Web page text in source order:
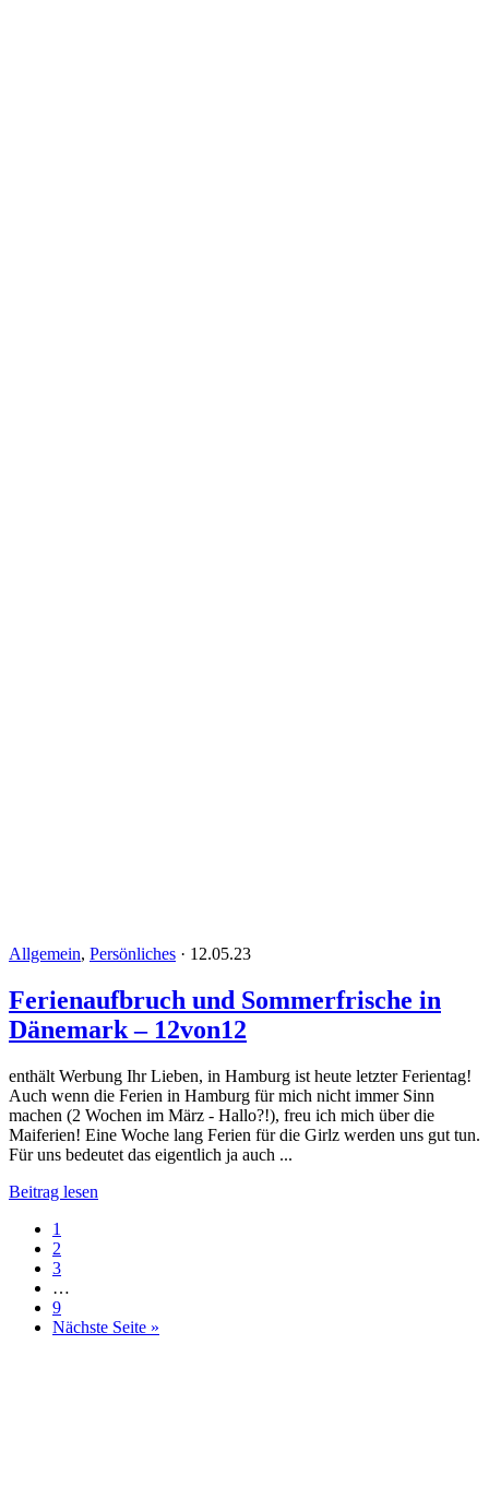
Allgemein, Persönliches · 12.05.23
Ferienaufbruch und Sommerfrische in
Dänemark – 12von12
enthält Werbung Ihr Lieben, in Hamburg ist heute letzter Ferientag!
Auch wenn die Ferien in Hamburg für mich nicht immer Sinn
machen (2 Wochen im März - Hallo?!), freu ich mich über die
Maiferien! Eine Woche lang Ferien für die Girlz werden uns gut tun.
Für uns bedeutet das eigentlich ja auch ...
Beitrag lesen
1
2
3
…
9
Nächste Seite »